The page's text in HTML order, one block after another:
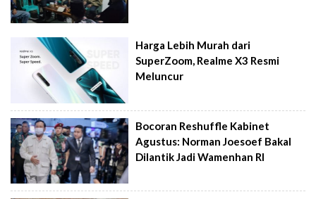
Harga Lebih Murah dari
SuperZoom, Realme X3 Resmi
Meluncur
Bocoran Reshuffle Kabinet
Agustus: Norman Joesoef Bakal
Dilantik Jadi Wamenhan RI